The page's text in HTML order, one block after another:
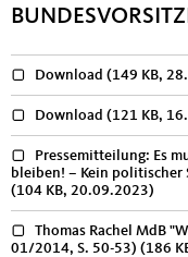
Download (149 KB,
Download (121 KB,
Pressemitteilung: Es
bleiben! – Kein politischer
(104 KB, 20.09.2023)
Thomas Rachel MdB
01/2014, S. 50-53) (186